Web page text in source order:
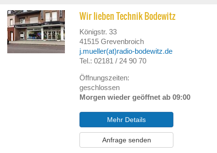
Wir lieben Technik Bodewitz
Königstr. 33
41515 Grevenbroich
j.mueller(at)radio-bodewitz.de
Tel.: 02181 / 24 90 70
Öffnungszeiten:
geschlossen
Morgen wieder geöffnet ab 09:00
Mehr Details
Anfrage senden